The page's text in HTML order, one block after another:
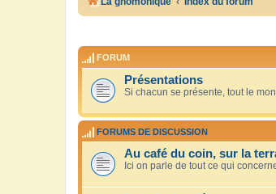
FORUM
Présentations
Si chacun se présente, tout le
FORUMS DE DISCUSSION
Au café du coin, sur la
Ici on parle de tout ce qui